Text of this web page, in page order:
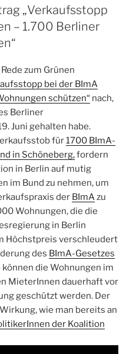
„Verkaufsstopp
– 1.700 Berliner
zum Grünen
bei der BImA
schützen“ nach,
Berliner
Juni gehalten habe.
für1700 BImA-
in Schöneberg,fordern
in Berlin auf mutig
im Bund zu nehmen, um
der BImAzu
Wohnungen, die die
in Berlin
Höchstpreis verschleudert
des BImA-Gesetzes
die Wohnungen im
MieterInnen dauerhaft vor
geschützt werden. Der
wie man bereits an
der Koalition